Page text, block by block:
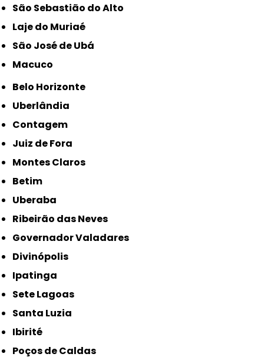
São Sebastião do Alto
Laje do Muriaé
São José de Ubá
Macuco
Belo Horizonte
Uberlândia
Contagem
Juiz de Fora
Montes Claros
Betim
Uberaba
Ribeirão das Neves
Governador Valadares
Divinópolis
Ipatinga
Sete Lagoas
Santa Luzia
Ibirité
Poços de Caldas